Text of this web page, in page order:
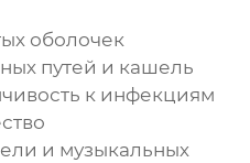
оболочек
путей и кашель
к инфекциям
и музыкальных